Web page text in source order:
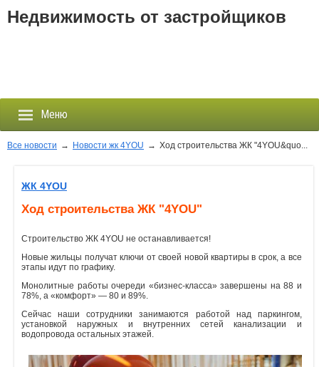
Недвижимость от застройщиков
Меню
Застройщики
Новостройки
Новости
Агентства
Объявления
Все новости → Новости жк 4YOU → Ход строительства ЖК "4YOU&quo...
ЖК 4YOU
Ход строительства ЖК "4YOU"
Строительство ЖК 4YOU не останавливается!
Новые жильцы получат ключи от своей новой квартиры в срок, а все
этапы идут по графику.
Монолитные работы очереди «бизнес-класса» завершены на 88 и
78%, а «комфорт» — 80 и 89%.
Сейчас наши сотрудники занимаются работой над паркингом,
установкой наружных и внутренних сетей канализации и
водопровода остальных этажей.